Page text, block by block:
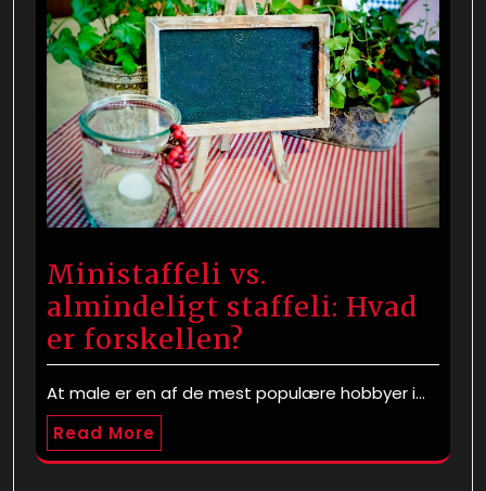
Ministaffeli vs.
almindeligt staffeli: Hvad
er forskellen?
At male er en af de mest populære hobbyer i…
Read More